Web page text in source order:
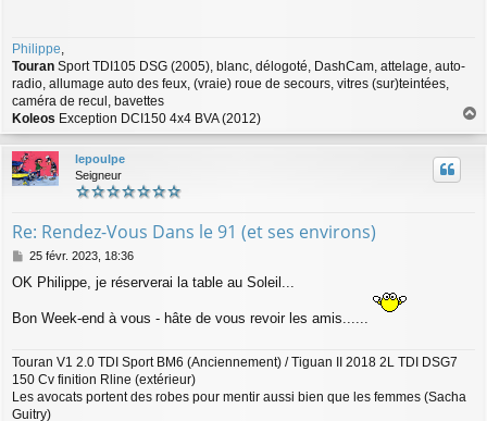
e
Philippe,
Touran Sport TDI105 DSG (2005), blanc, délogoté, DashCam, attelage, auto-
radio, allumage auto des feux, (vraie) roue de secours, vitres (sur)teintées,
caméra de recul, bavettes
Koleos Exception DCI150 4x4 BVA (2012)
a
u
lepoulpe
Seigneur
Re: Rendez-Vous Dans le 91 (et ses environs)
M
s
a
25 févr. 2023, 18:36
OK Philippe, je réserverai la table au Soleil...
Bon Week-end à vous - hâte de vous revoir les amis......
Touran V1 2.0 TDI Sport BM6 (Anciennement) / Tiguan II 2018 2L TDI DSG7
150 Cv finition Rline (extérieur)
Les avocats portent des robes pour mentir aussi bien que les femmes (Sacha
Guitry)